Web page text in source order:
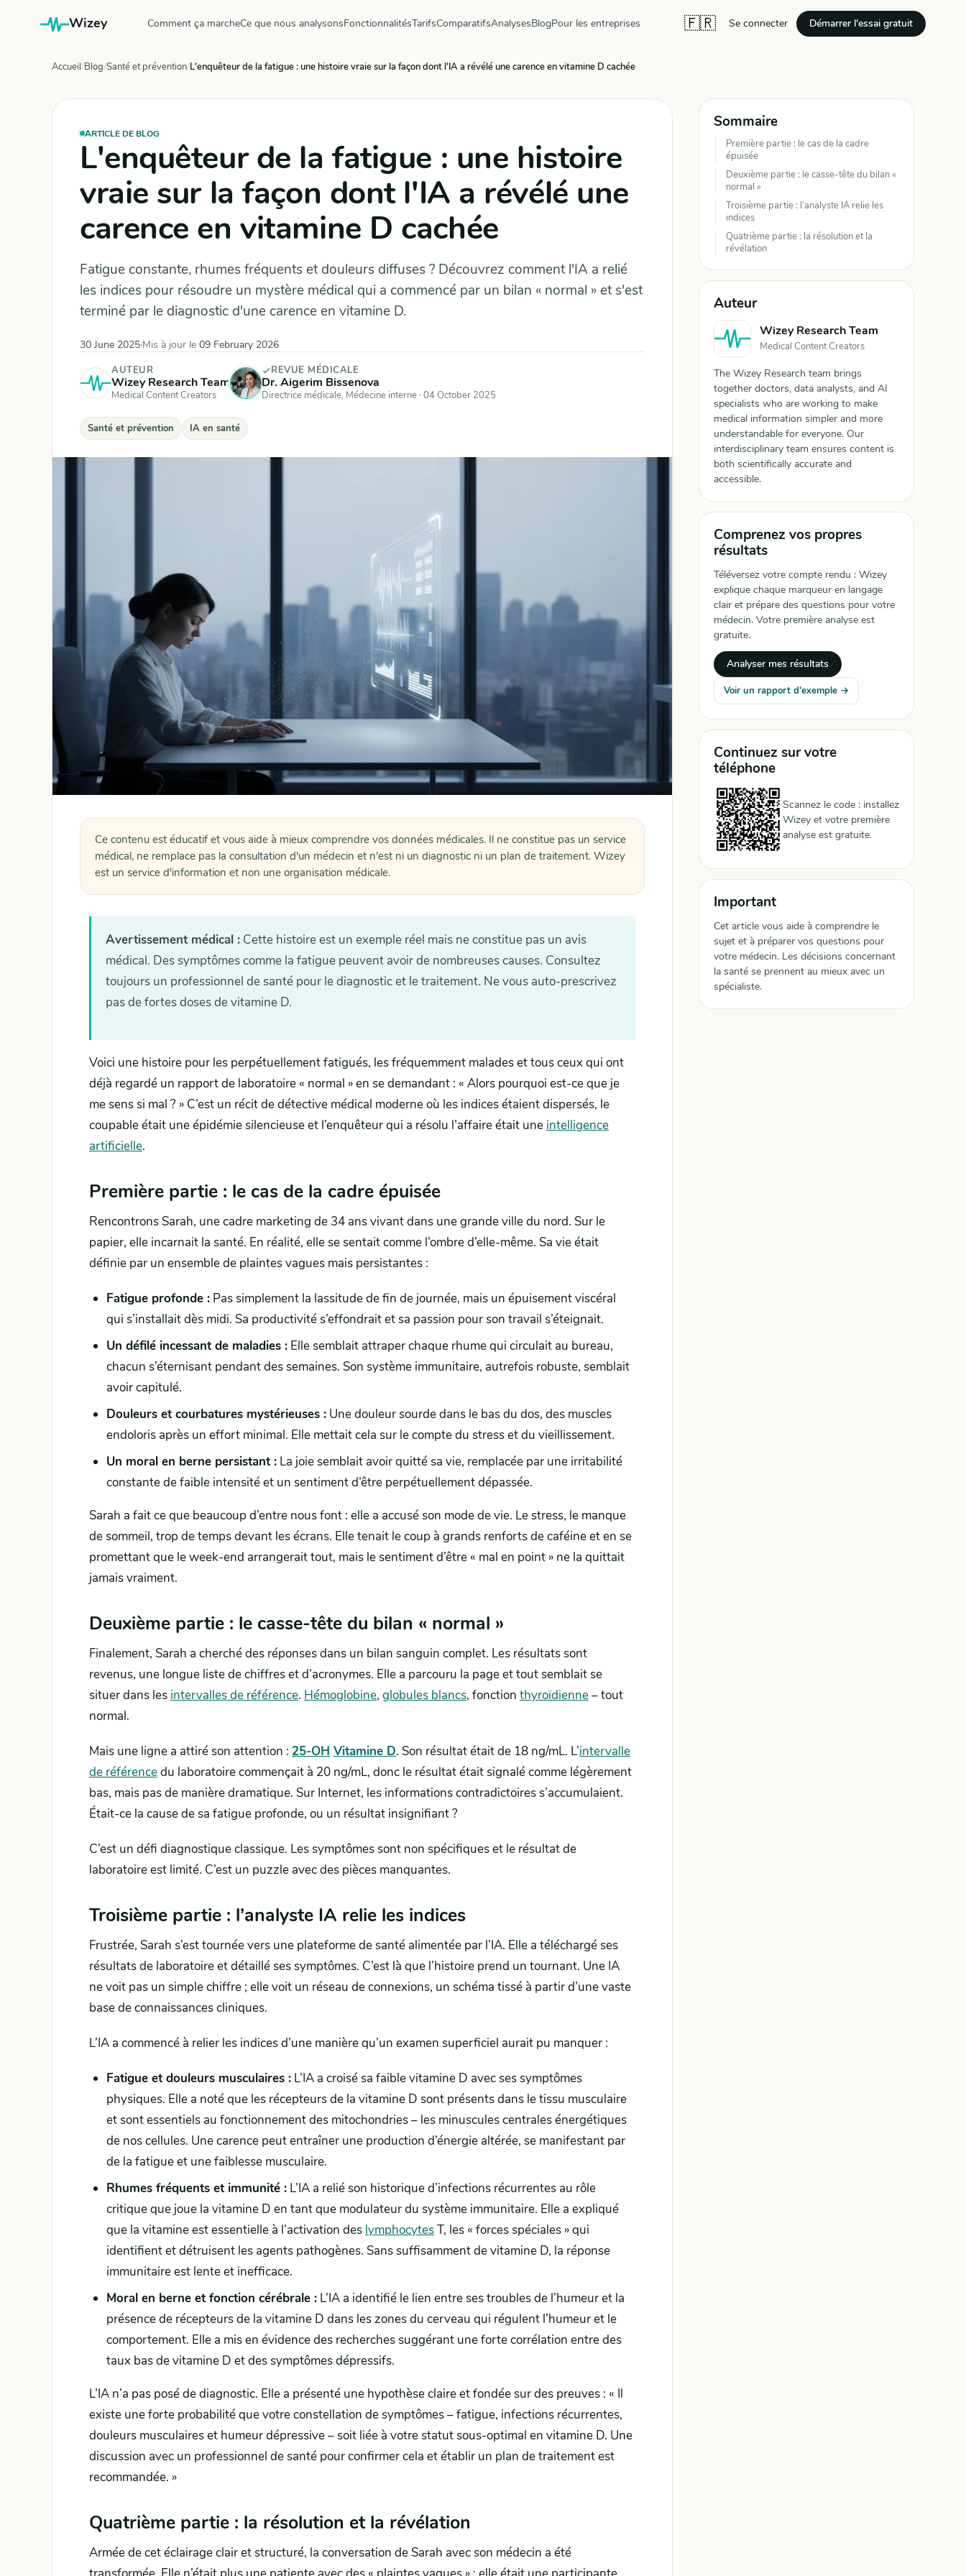
Wizey Comment ça marcheCe que nous analysonsFonctionnalitésTarifsComparatifsAnalysesBlogPour les entreprises 🇫🇷 Se connecter Démarrer l'essai gratuit
Accueil Blog Santé et prévention L'enquêteur de la fatigue : une histoire vraie sur la façon dont l'IA a révélé une carence en vitamine D cachée
ARTICLE DE BLOG
L'enquêteur de la fatigue : une histoire
vraie sur la façon dont l'IA a révélé une
carence en vitamine D cachée
Fatigue constante, rhumes fréquents et douleurs diffuses ? Découvrez comment l'IA a relié
les indices pour résoudre un mystère médical qui a commencé par un bilan « normal » et s'est
terminé par le diagnostic d'une carence en vitamine D.
30 June 2025·Mis à jour le 09 February 2026
AUTEUR
Wizey Research Team
Medical Content Creators
REVUE MÉDICALE
Dr. Aigerim Bissenova
Directrice médicale, Médecine interne · 04 October 2025
Santé et prévention IA en santé
Ce contenu est éducatif et vous aide à mieux comprendre vos données médicales. Il ne constitue pas un service
médical, ne remplace pas la consultation d'un médecin et n'est ni un diagnostic ni un plan de traitement. Wizey
est un service d'information et non une organisation médicale.
Avertissement médical : Cette histoire est un exemple réel mais ne constitue pas un avis
médical. Des symptômes comme la fatigue peuvent avoir de nombreuses causes. Consultez
toujours un professionnel de santé pour le diagnostic et le traitement. Ne vous auto-prescrivez
pas de fortes doses de vitamine D.
Voici une histoire pour les perpétuellement fatigués, les fréquemment malades et tous ceux qui ont
déjà regardé un rapport de laboratoire « normal » en se demandant : « Alors pourquoi est-ce que je
me sens si mal ? » C’est un récit de détective médical moderne où les indices étaient dispersés, le
coupable était une épidémie silencieuse et l’enquêteur qui a résolu l’affaire était une intelligence
artificielle.
Première partie : le cas de la cadre épuisée
Rencontrons Sarah, une cadre marketing de 34 ans vivant dans une grande ville du nord. Sur le
papier, elle incarnait la santé. En réalité, elle se sentait comme l’ombre d’elle-même. Sa vie était
définie par un ensemble de plaintes vagues mais persistantes :
Fatigue profonde : Pas simplement la lassitude de fin de journée, mais un épuisement viscéral
qui s’installait dès midi. Sa productivité s’effondrait et sa passion pour son travail s’éteignait.
Un défilé incessant de maladies : Elle semblait attraper chaque rhume qui circulait au bureau,
chacun s’éternisant pendant des semaines. Son système immunitaire, autrefois robuste, semblait
avoir capitulé.
Douleurs et courbatures mystérieuses : Une douleur sourde dans le bas du dos, des muscles
endoloris après un effort minimal. Elle mettait cela sur le compte du stress et du vieillissement.
Un moral en berne persistant : La joie semblait avoir quitté sa vie, remplacée par une irritabilité
constante de faible intensité et un sentiment d’être perpétuellement dépassée.
Sarah a fait ce que beaucoup d’entre nous font : elle a accusé son mode de vie. Le stress, le manque
de sommeil, trop de temps devant les écrans. Elle tenait le coup à grands renforts de caféine et en se
promettant que le week-end arrangerait tout, mais le sentiment d’être « mal en point » ne la quittait
jamais vraiment.
Deuxième partie : le casse-tête du bilan « normal »
Finalement, Sarah a cherché des réponses dans un bilan sanguin complet. Les résultats sont
revenus, une longue liste de chiffres et d’acronymes. Elle a parcouru la page et tout semblait se
situer dans les intervalles de référence. Hémoglobine, globules blancs, fonction thyroïdienne– tout
normal.
Mais une ligne a attiré son attention : 25-OH Vitamine D. Son résultat était de 18 ng/mL. L’intervalle
de référencedu laboratoire commençait à 20 ng/mL, donc le résultat était signalé comme légèrement
bas, mais pas de manière dramatique. Sur Internet, les informations contradictoires s’accumulaient.
Était-ce la cause de sa fatigue profonde, ou un résultat insignifiant ?
C’est un défi diagnostique classique. Les symptômes sont non spécifiques et le résultat de
laboratoire est limité. C’est un puzzle avec des pièces manquantes.
Troisième partie : l’analyste IA relie les indices
Frustrée, Sarah s’est tournée vers une plateforme de santé alimentée par l’IA. Elle a téléchargé ses
résultats de laboratoire et détaillé ses symptômes. C’est là que l’histoire prend un tournant. Une IA
ne voit pas un simple chiffre ; elle voit un réseau de connexions, un schéma tissé à partir d’une vaste
base de connaissances cliniques.
L’IA a commencé à relier les indices d’une manière qu’un examen superficiel aurait pu manquer :
Fatigue et douleurs musculaires : L’IA a croisé sa faible vitamine D avec ses symptômes
physiques. Elle a noté que les récepteurs de la vitamine D sont présents dans le tissu musculaire
et sont essentiels au fonctionnement des mitochondries – les minuscules centrales énergétiques
de nos cellules. Une carence peut entraîner une production d’énergie altérée, se manifestant par
de la fatigue et une faiblesse musculaire.
Rhumes fréquents et immunité : L’IA a relié son historique d’infections récurrentes au rôle
critique que joue la vitamine D en tant que modulateur du système immunitaire. Elle a expliqué
que la vitamine est essentielle à l’activation des lymphocytesT, les « forces spéciales » qui
identifient et détruisent les agents pathogènes. Sans suffisamment de vitamine D, la réponse
immunitaire est lente et inefficace.
Moral en berne et fonction cérébrale : L’IA a identifié le lien entre ses troubles de l’humeur et la
présence de récepteurs de la vitamine D dans les zones du cerveau qui régulent l’humeur et le
comportement. Elle a mis en évidence des recherches suggérant une forte corrélation entre des
taux bas de vitamine D et des symptômes dépressifs.
L’IA n’a pas posé de diagnostic. Elle a présenté une hypothèse claire et fondée sur des preuves : « Il
existe une forte probabilité que votre constellation de symptômes – fatigue, infections récurrentes,
douleurs musculaires et humeur dépressive – soit liée à votre statut sous-optimal en vitamine D. Une
discussion avec un professionnel de santé pour confirmer cela et établir un plan de traitement est
recommandée. »
Quatrième partie : la résolution et la révélation
Armée de cet éclairage clair et structuré, la conversation de Sarah avec son médecin a été
Sommaire
Première partie : le cas de la cadre
épuisée
Deuxième partie : le casse-tête du bilan «
normal »
Troisième partie : l’analyste IA relie les
indices
Quatrième partie : la résolution et la
révélation
Auteur
Wizey Research Team
Medical Content Creators
The Wizey Research team brings
together doctors, data analysts, and AI
specialists who are working to make
medical information simpler and more
understandable for everyone. Our
interdisciplinary team ensures content is
both scientifically accurate and
accessible.
Comprenez vos propres
résultats
Téléversez votre compte rendu : Wizey
explique chaque marqueur en langage
clair et prépare des questions pour votre
médecin. Votre première analyse est
gratuite.
Analyser mes résultats
Voir un rapport d'exemple →
Continuez sur votre
téléphone
Scannez le code : installez
Wizey et votre première
analyse est gratuite.
Important
Cet article vous aide à comprendre le
sujet et à préparer vos questions pour
votre médecin. Les décisions concernant
la santé se prennent au mieux avec un
spécialiste.